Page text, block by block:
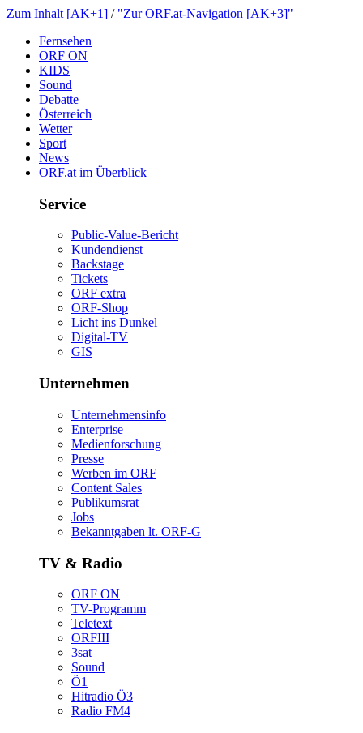
ZumInhalt[AK+1] / "ZurORF.at-Navigation[AK+3]"
Fernsehen
ORFON
KIDS
Sound
Debatte
Österreich
Wetter
Sport
News
ORF.atimÜberblick
Service
Public-Value-Bericht
Kundendienst
Backstage
Tickets
ORFextra
ORF-Shop
LichtinsDunkel
Digital-TV
GIS
Unternehmen
Unternehmensinfo
Enterprise
Medienforschung
Presse
WerbenimORF
ContentSales
Publikumsrat
Jobs
Bekanntgabenlt.ORF-G
TV&Radio
ORFON
TV-Programm
Teletext
ORFIII
3sat
Sound
Ö1
HitradioÖ3
RadioFM4